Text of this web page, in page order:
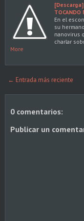
[Descarga]
TOCANDO
En el
su
nanovirus
charlar
More
← Entrada más reciente
0 comentarios:
Publicar un